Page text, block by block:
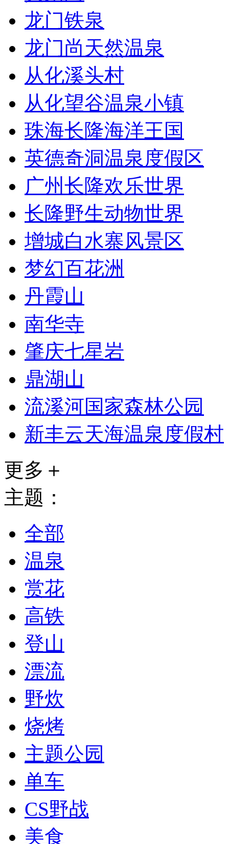
龙门铁泉
龙门尚天然温泉
从化溪头村
从化望谷温泉小镇
珠海长隆海洋王国
英德奇洞温泉度假区
广州长隆欢乐世界
长隆野生动物世界
增城白水寨风景区
梦幻百花洲
丹霞山
南华寺
肇庆七星岩
鼎湖山
流溪河国家森林公园
新丰云天海温泉度假村
更多＋
主题：
全部
温泉
赏花
高铁
登山
漂流
野炊
烧烤
主题公园
单车
CS野战
美食